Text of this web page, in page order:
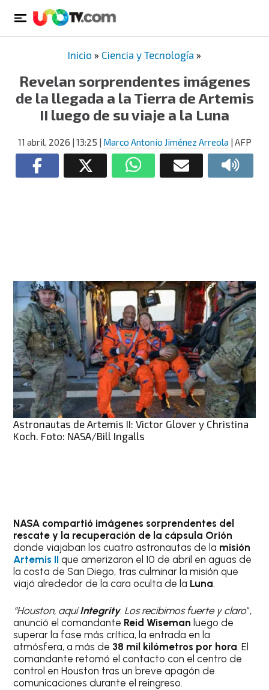
Inicio » Ciencia y Tecnología »
Revelan sorprendentes imágenes
de la llegada a la Tierra de Artemis
II luego de su viaje a la Luna
11 abril, 2026 | 13:25 | Marco Antonio Jiménez Arreola | AFP
Astronautas de Artemis II: Victor Glover y Christina
Koch. Foto: NASA/Bill Ingalls
NASA compartió imágenes sorprendentes del
rescate y la recuperación de la cápsula Orión
donde viajaban los cuatro astronautas de la misión
Artemis II que amerizaron el 10 de abril en aguas de
la costa de San Diego, tras culminar la misión que
viajó alrededor de la cara oculta de la Luna.
“Houston, aquíIntegrity. Los recibimos fuerte y claro“,
anunció el comandante Reid Wiseman luego de
superar la fase más crítica, la entrada en la
atmósfera, a más de 38 mil kilómetros por hora. El
comandante retomó el contacto con el centro de
control en Houston tras un breve apagón de
comunicaciones durante el reingreso.